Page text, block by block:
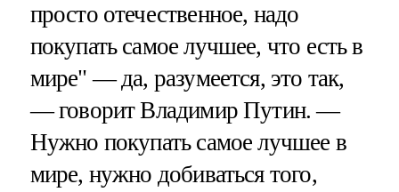
просто отечественное, надо
покупать самое лучшее, что есть в
мире" — да, разумеется, это так,
— говорит Владимир Путин. —
Нужно покупать самое лучшее в
мире, нужно добиваться того,